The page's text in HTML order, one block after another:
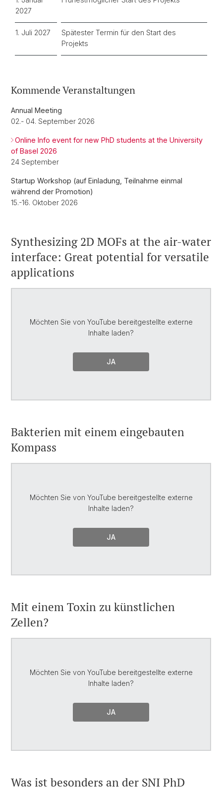
2027
1. Juli 2027
Spätester Termin für den Start des
Projekts
Kommende Veranstaltungen
Annual Meeting
02.- 04. September 2026
Online Info event for new PhD students at the University
of Basel 2026
24 September
Startup Workshop (auf Einladung, Teilnahme einmal
während der Promotion)
15.-16. Oktober 2026
Synthesizing 2D MOFs at the air-water
interface: Great potential for versatile
applications
Möchten Sie von YouTube bereitgestellte externe
Inhalte laden?
JA
Bakterien mit einem eingebauten
Kompass
Möchten Sie von YouTube bereitgestellte externe
Inhalte laden?
JA
Mit einem Toxin zu künstlichen
Zellen?
Möchten Sie von YouTube bereitgestellte externe
Inhalte laden?
JA
Was ist besonders an der SNI PhD